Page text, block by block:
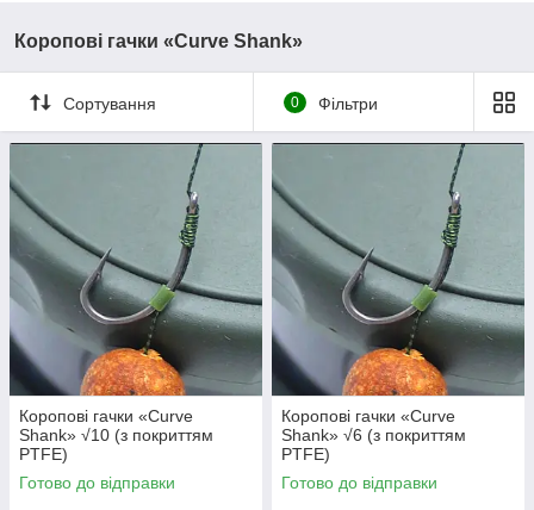
Коропові гачки «Curve Shank»
Сортування 0 Фільтри
Коропові гачки «Curve
Shank» √10 (з покриттям
PTFE)
Готово до відправки
Коропові гачки «Curve
Shank» √6 (з покриттям
PTFE)
Готово до відправки